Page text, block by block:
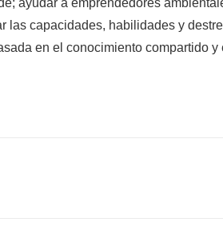
las capacidades, habilidades y
en el conocimiento compartido